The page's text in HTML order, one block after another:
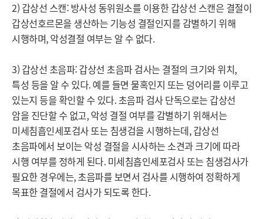
2) 갑상선 스캔: 방사성 동위원소를 이용한 갑상선 스캔은 결절이
갑상선호르몬을 생산하는 기능성 결절인지를 감별하기 위해
시행하며, 악성결절 여부는 알 수 없다.
3) 갑상선 초음파: 갑상선 초음파 검사는 결절의 크기와 위치,
특성 등을 알 수 있다. 예를 들면 물혹인지 또는 덩어리를 이루고
있는지 등을 확인할 수 있다. 초음파 검사 단독으로는 갑상선
암을 진단할 수 없고, 악성 결절 여부를 감별하기 위해서는
미세침흡인세포검사 또는 침생검을 시행하는데, 갑상선
초음파에서 보이는 악성 결절을 시사하는 소견과 크기에 따라
시행 여부를 정하게 된다. 미세침흡인세포검사 또는 침생검사가
필요한 경우에는, 초음파를 보면서 검사를 시행하여 정확하게
목표한 결절에서 검사가 되도록 한다.